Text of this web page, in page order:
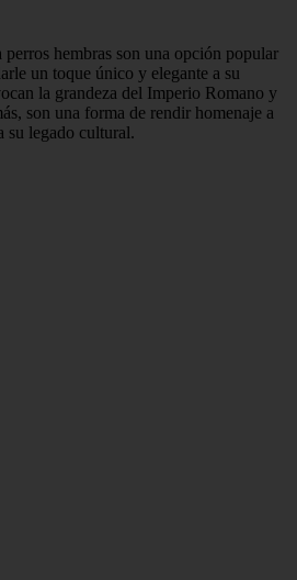
perros hembras son una opción popular
un toque único y elegante a su
la grandeza del Imperio Romano y
son una forma de rendir homenaje a
su legado cultural.